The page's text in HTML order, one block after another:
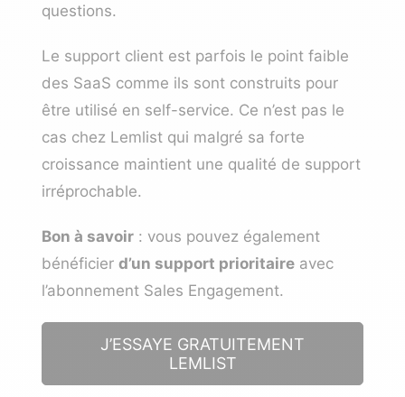
questions.
Le support client est parfois le point faible
des SaaS comme ils sont construits pour
être utilisé en self-service. Ce n’est pas le
cas chez Lemlist qui malgré sa forte
croissance maintient une qualité de support
irréprochable.
Bon à savoir : vous pouvez également
bénéficier d’un support prioritaire avec
l’abonnement Sales Engagement.
J’ESSAYE GRATUITEMENT
LEMLIST